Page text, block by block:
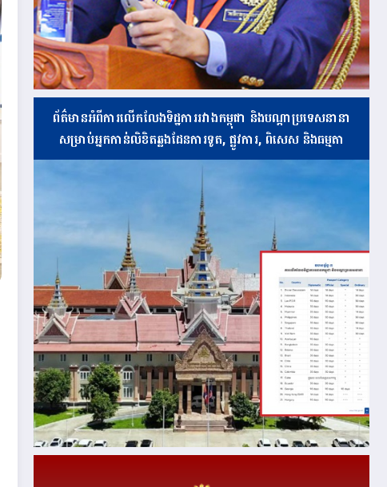
ព័ត៌មានអំពីការលើកលែងទិដ្ឋការរវាងកម្ពុជា និងបណ្ដាប្រទេសនានា
សម្រាប់អ្នកកាន់លិខិតឆ្លងដែនការទូត, ផ្លូវការ, ពិសេស និងធម្មតា